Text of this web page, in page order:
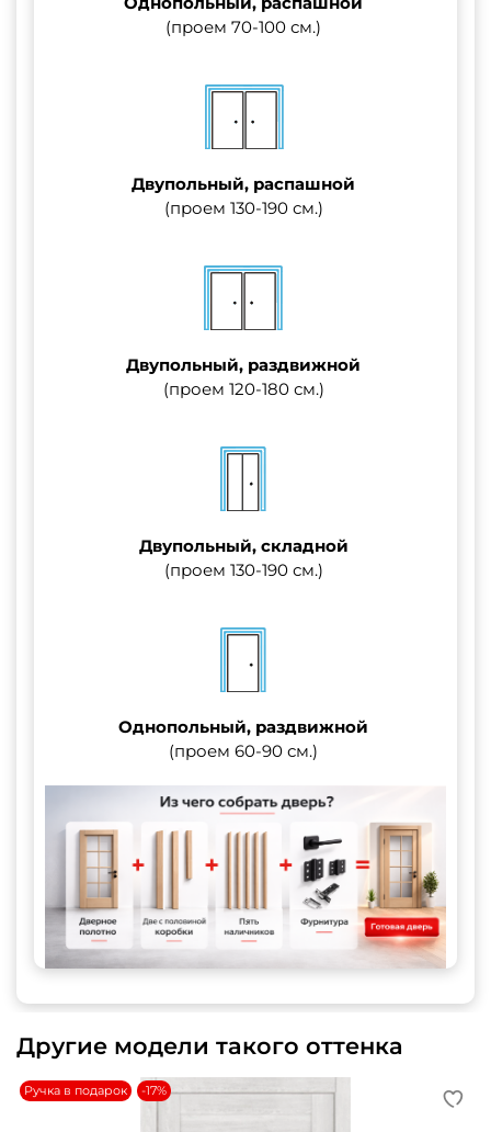
(проем 70-100 см.)
Двупольный, распашной
(проем 130-190 см.)
Двупольный, раздвижной
(проем 120-180 см.)
Двупольный, складной
(проем 130-190 см.)
Однопольный, раздвижной
(проем 60-90 см.)
Другие модели такого оттенка
Ручка в подарок -17%